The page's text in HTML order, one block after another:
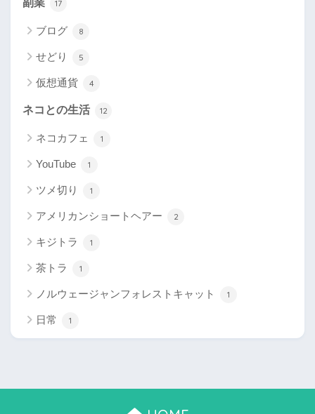
副業 17
ブログ 8
せどり 5
仮想通貨 4
ネコとの生活 12
ネコカフェ 1
YouTube 1
ツメ切り 1
アメリカンショートヘアー 2
キジトラ 1
茶トラ 1
ノルウェージャンフォレストキャット 1
日常 1